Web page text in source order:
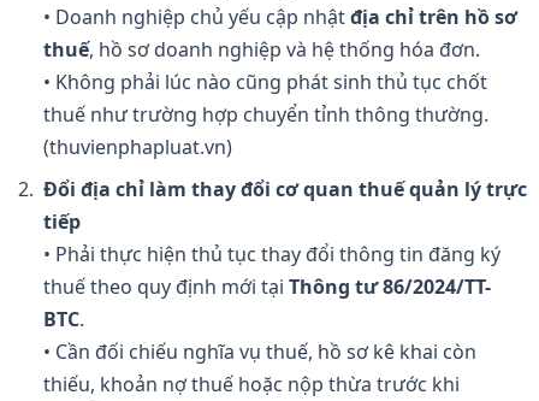
• Doanh nghiệp chủ yếu cập nhậtđịa chỉ trên hồ sơ
thuế, hồ sơ doanh nghiệp và hệ thống hóa đơn.
• Không phải lúc nào cũng phát sinh thủ tục chốt
thuế như trường hợp chuyển tỉnh thông thường.
(thuvienphapluat.vn)
Đổi địa chỉ làm thay đổi cơ quan thuế quản lý trực
tiếp
• Phải thực hiện thủ tục thay đổi thông tin đăng ký
thuế theo quy định mới tại Thông tư 86/2024/TT-
BTC.
• Cần đối chiếu nghĩa vụ thuế, hồ sơ kê khai còn
thiếu, khoản nợ thuế hoặc nộp thừa trước khi